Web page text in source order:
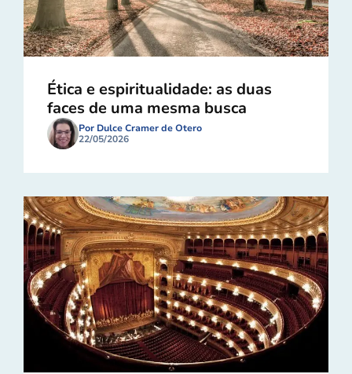
Ética e espiritualidade: as duas
faces de uma mesma busca
Por Dulce Cramer de Otero
22/05/2026